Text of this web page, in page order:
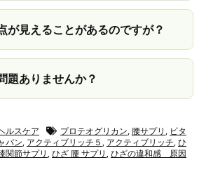
が見えることがあるのですが？
題ありませんか？
ルスケア プロテオグリカン, 腰サプリ , ビタ
パン, アクティブリッチ５ , アクティブリッチ,ひ
関節サプリ ,ひざ 腰 サプリ ,ひざの違和感 原因